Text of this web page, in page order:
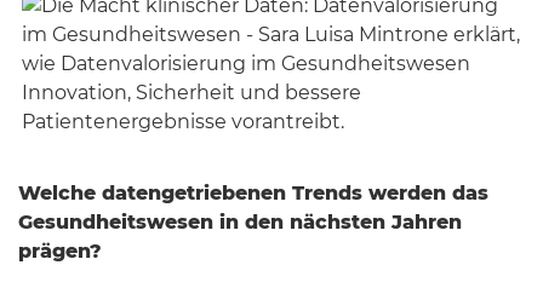
Welche datengetriebenen Trends werden das
Gesundheitswesen in den nächsten Jahren
prägen?